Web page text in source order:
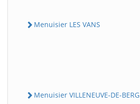
Menuisier LES VANS
Menuisier VILLENEUVE-DE-BERG